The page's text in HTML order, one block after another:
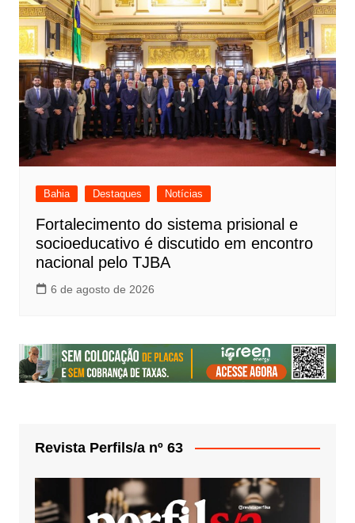
Bahia Destaques Notícias
Fortalecimento do sistema prisional e
socioeducativo é discutido em encontro
nacional pelo TJBA
6 de agosto de 2026
Revista Perfils/a nº 63